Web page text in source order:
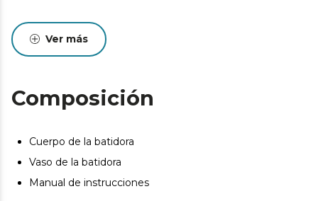
Ver más
Composición
Cuerpo de la batidora
Vaso de la batidora
Manual de instrucciones